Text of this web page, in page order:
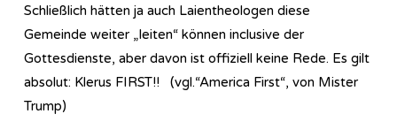
Schließlich hätten ja auch Laientheologen diese
Gemeinde weiter „leiten“ können inclusive der
Gottesdienste, aber davon ist offiziell keine Rede. Es gilt
absolut: Klerus FIRST!! (vgl.“America First“, von Mister
Trump)